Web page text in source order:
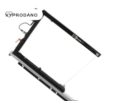
VYPRODÁNO